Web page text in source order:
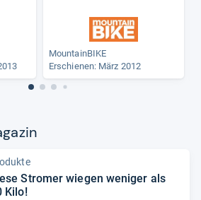
MountainBIKE
Erschienen: März 2012
Stro­mer wie­gen weni­ger als
Kilo!